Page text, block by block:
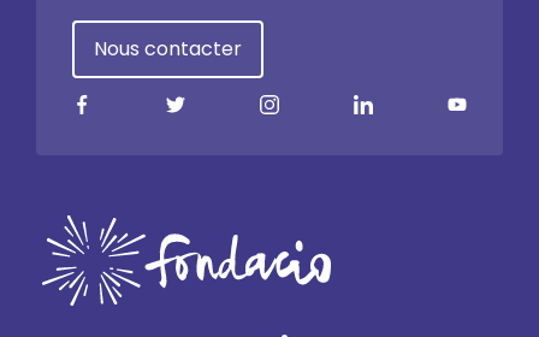
Nous contacter